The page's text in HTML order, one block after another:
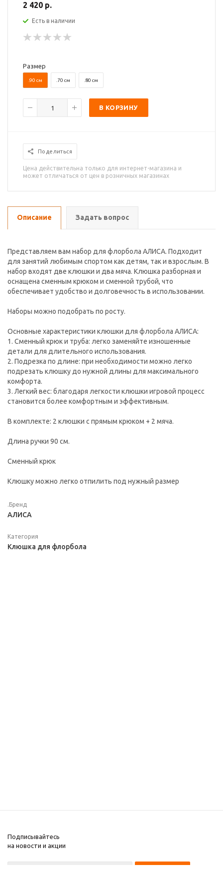
2 420 р.
Есть в наличии
Размер
.90 см .70 см .80 см
В КОРЗИНУ
Поделиться
Цена действительна только для интернет-магазина и
может отличаться от цен в розничных магазинах
Описание Задать вопрос
Представляем вам набор для флорбола АЛИСА. Подходит
для занятий любимым спортом как детям, так и взрослым. В
набор входят две клюшки и два мяча. Клюшка разборная и
оснащена сменным крюком и сменной трубой, что
обеспечивает удобство и долговечность в использовании.
Наборы можно подобрать по росту.
Основные характеристики клюшки для флорбола АЛИСА:
1. Сменный крюк и труба: легко заменяйте изношенные
детали для длительного использования.
2. Подрезка по длине: при необходимости можно легко
подрезать клюшку до нужной длины для максимального
комфорта.
3. Легкий вес: благодаря легкости клюшки игровой процесс
становится более комфортным и эффективным.
В комплекте: 2 клюшки с прямым крюком + 2 мяча.
Длина ручки 90 см.
Сменный крюк
Клюшку можно легко отпилить под нужный размер
.Бренд
АЛИСА
Категория
Клюшка для флорбола
Подписывайтесь
на новости и акции